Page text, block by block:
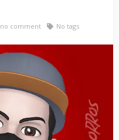
no comment No tags